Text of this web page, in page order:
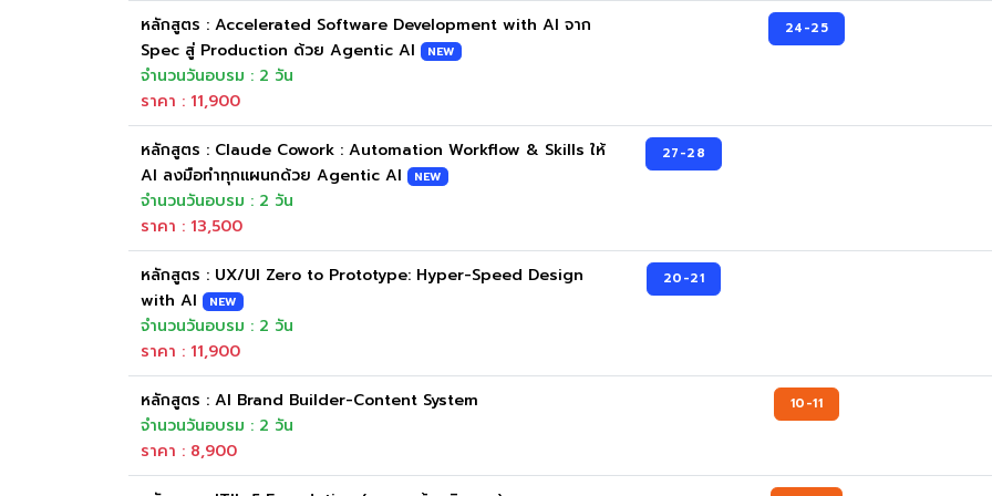
หลักสูตร : Accelerated Software Development with AI จาก
Spec สู่ Production ด้วย Agentic AI
NEW
จำนวนวันอบรม : 2 วัน
ราคา : 11,900
24-25
หลักสูตร : Claude Cowork : Automation Workflow & Skills ให้
AI ลงมือทำทุกแผนกด้วย Agentic AI
NEW
จำนวนวันอบรม : 2 วัน
ราคา : 13,500
27-28
หลักสูตร : UX/UI Zero to Prototype: Hyper-Speed Design
with AI
NEW
จำนวนวันอบรม : 2 วัน
ราคา : 11,900
20-21
หลักสูตร : AI Brand Builder-Content System
จำนวนวันอบรม : 2 วัน
ราคา : 8,900
10-11